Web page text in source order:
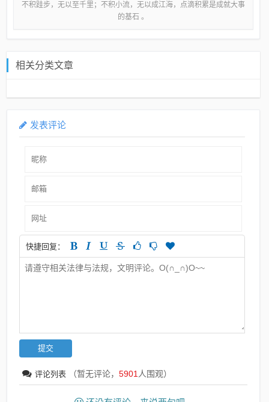
不积跬步，无以至千里；不积小流，无以成江海，点滴积累是成就大事
的基石 。
相关分类文章
发表评论
快捷回复：
评论列表 （暂无评论，5901 人围观）